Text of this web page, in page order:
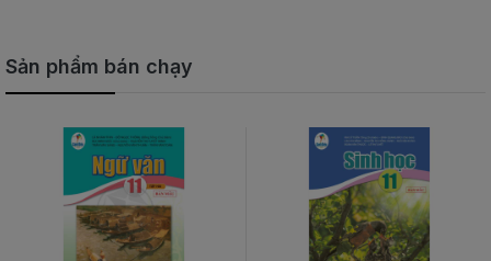
Sản phẩm bán chạy